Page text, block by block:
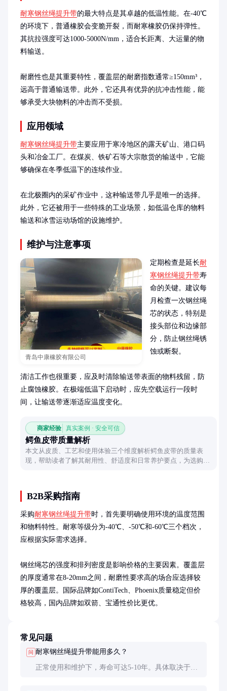
耐寒钢丝绳提升带的最大特点是其卓越的低温性能。在-40℃
的环境下，普通橡胶会变脆开裂，而耐寒橡胶仍保持弹性。
其抗拉强度可达1000-5000N/mm，适合长距离、大运量的物
料输送。
耐磨性也是其重要特性，覆盖层的耐磨指数通常≥150mm³，
远高于普通输送带。此外，它还具有优异的抗冲击性能，能
够承受大块物料的冲击而不受损。
应用领域
耐寒钢丝绳提升带主要应用于寒冷地区的露天矿山、港口码
头和冶金工厂。在煤炭、铁矿石等大宗散货的输送中，它能
够确保在冬季低温下的连续作业。
在北极圈内的采矿作业中，这种输送带几乎是唯一的选择。
此外，它还被用于一些特殊的工业场景，如低温仓库的物料
输送和冰雪运动场馆的设施维护。
维护与注意事项
青岛中康橡胶有限公司
定期检查是延长耐
寒钢丝绳提升带寿
命的关键。建议每
月检查一次钢丝绳
芯的状态，特别是
接头部位和边缘部
分，防止钢丝绳锈
蚀或断裂。
清洁工作也很重要，应及时清除输送带表面的物料残留，防
止腐蚀橡胶。在极端低温下启动时，应先空载运行一段时
间，让输送带逐渐适应温度变化。
商家经验 真实案例 · 安全可信
鳄鱼皮带质量解析
本文从皮质、工艺和使用体验三个维度解析鳄鱼皮带的质量表
现，帮助读者了解其耐用性、舒适度和日常养护要点，为选购提
B2B采购指南
采购耐寒钢丝绳提升带时，首先要明确使用环境的温度范围
和物料特性。耐寒等级分为-40℃、-50℃和-60℃三个档次，
应根据实际需求选择。
钢丝绳芯的强度和排列密度是影响价格的主要因素。覆盖层
的厚度通常在8-20mm之间，耐磨性要求高的场合应选择较
厚的覆盖层。国际品牌如ContiTech、Phoenix质量稳定但价
格较高，国内品牌如双箭、宝通性价比更优。
常见问题
问 耐寒钢丝绳提升带能用多久？
正常使用和维护下，寿命可达5-10年。具体取决于使